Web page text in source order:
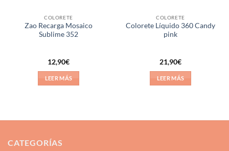
COLORETE
Zao Recarga Mosaico
Sublime 352
12,90€
LEER MÁS
COLORETE
Colorete Líquido 360 Candy
pink
21,90€
LEER MÁS
CATEGORÍAS